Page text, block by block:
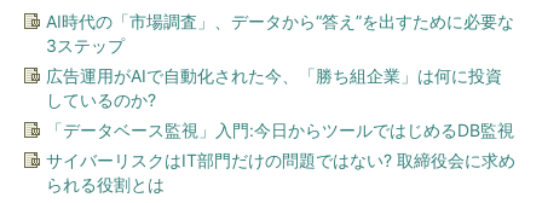
海外勢が乗り込んできたら、木っ端みじんに吹き飛ぶでしょう。
私としては、そういうリスクは、エンジニアとしては取りたくあ
りません。
世界一を目指す日常――「後追いはきつい」
――なるほど。逆に、竹内さんが「エンジニア」としてやりたい
仕事についておうかがいしたいです。エンジニアとして、どのよ
AI時代の「市場調査」、データから“答え”を出すために必要な
3ステップ
広告運用がAIで自動化された今、「勝ち組企業」は何に投資
しているのか?
「データベース監視」入門:今日からツールではじめるDB監視
サイバーリスクはIT部門だけの問題ではない? 取締役会に求め
られる役割とは